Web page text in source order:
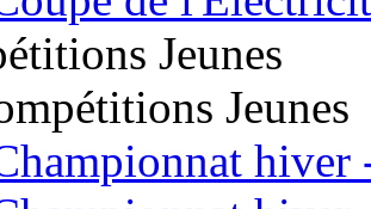
Jeunes
Jeunes
hiver